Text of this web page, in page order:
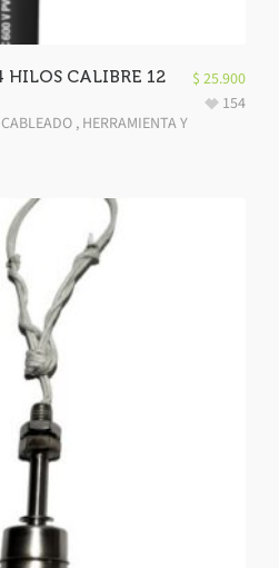
HILOS CALIBRE 12
CABLEADO , HERRAMIENTA Y
$ 25.900
154